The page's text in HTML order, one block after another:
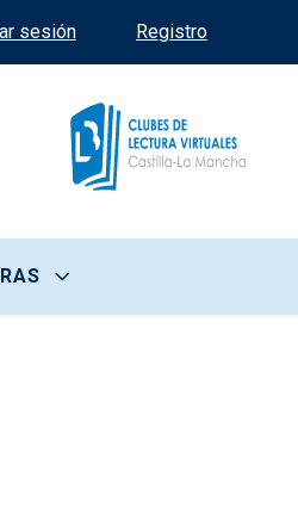
de cuenta de
sesión Registro